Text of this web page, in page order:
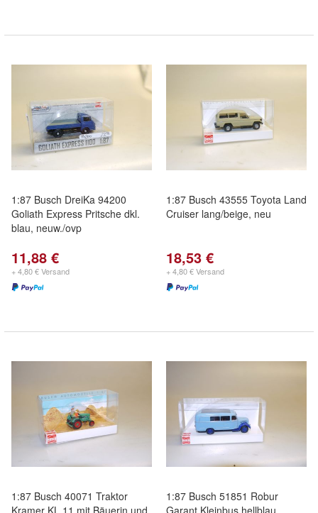
1:87 Busch DreiKa 94200
Goliath Express Pritsche dkl.
blau, neuw./ovp
11,88 €
+ 4,80 € Versand
1:87 Busch 43555 Toyota Land
Cruiser lang/beige, neu
18,53 €
+ 4,80 € Versand
1:87 Busch 40071 Traktor
Kramer KL 11 mit Bäuerin und
1:87 Busch 51851 Robur
Garant Kleinbus hellblau,